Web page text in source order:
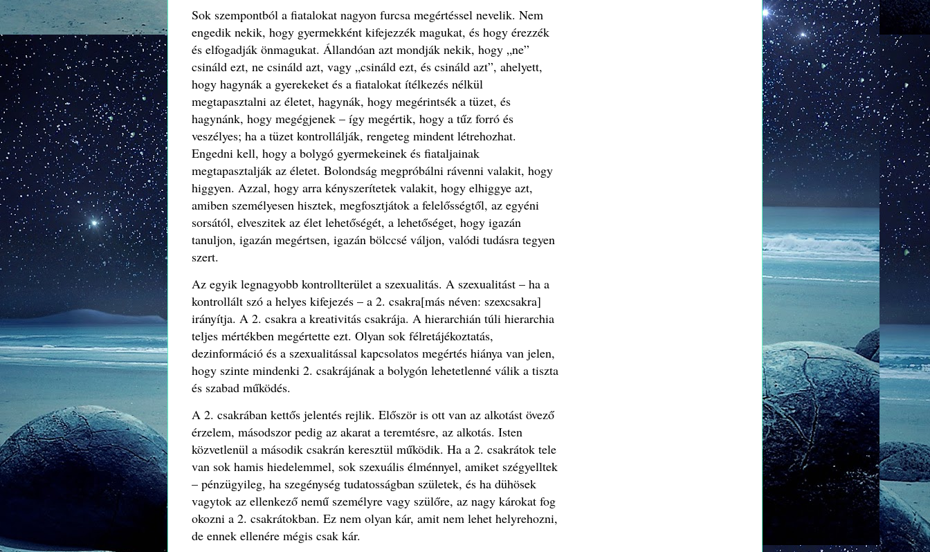
Sok szempontból a fiatalokat nagyon furcsa megértéssel nevelik. Nem
engedik nekik, hogy gyermekként kifejezzék magukat, és hogy érezzék
és elfogadják önmagukat. Állandóan azt mondják nekik, hogy „ne”
csináld ezt, ne csináld azt, vagy „csináld ezt, és csináld azt”, ahelyett,
hogy hagynák a gyerekeket és a fiatalokat ítélkezés nélkül
megtapasztalni az életet, hagynák, hogy megérintsék a tüzet, és
hagynánk, hogy megégjenek – így megértik, hogy a tűz forró és
veszélyes; ha a tüzet kontrollálják, rengeteg mindent létrehozhat.
Engedni kell, hogy a bolygó gyermekeinek és fiataljainak
megtapasztalják az életet. Bolondság megpróbálni rávenni valakit, hogy
higgyen. Azzal, hogy arra kényszerítetek valakit, hogy elhiggye azt,
amiben személyesen hisztek, megfosztjátok a felelősségtől, az egyéni
sorsától, elveszitek az élet lehetőségét, a lehetőséget, hogy igazán
tanuljon, igazán megértsen, igazán bölccsé váljon, valódi tudásra tegyen
szert.
Az egyik legnagyobb kontrollterület a szexualitás. A szexualitást – ha a
kontrollált szó a helyes kifejezés – a 2. csakra[más néven: szexcsakra]
irányítja. A 2. csakra a kreativitás csakrája. A hierarchián túli hierarchia
teljes mértékben megértette ezt. Olyan sok félretájékoztatás,
dezinformáció és a szexualitással kapcsolatos megértés hiánya van jelen,
hogy szinte mindenki 2. csakrájának a bolygón lehetetlenné válik a tiszta
és szabad működés.
A 2. csakrában kettős jelentés rejlik. Először is ott van az alkotást övező
érzelem, másodszor pedig az akarat a teremtésre, az alkotás. Isten
közvetlenül a második csakrán keresztül működik. Ha a 2. csakrátok tele
van sok hamis hiedelemmel, sok szexuális élménnyel, amiket szégyelltek
– pénzügyileg, ha szegénység tudatosságban születek, és ha dühösek
vagytok az ellenkező nemű személyre vagy szülőre, az nagy károkat fog
okozni a 2. csakrátokban. Ez nem olyan kár, amit nem lehet helyrehozni,
de ennek ellenére mégis csak kár.